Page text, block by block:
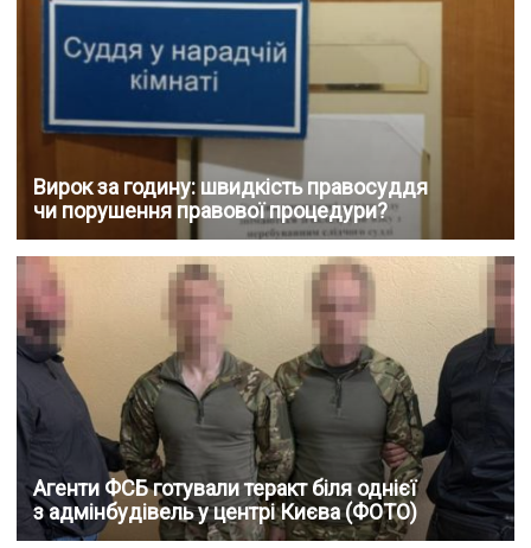
Вирок за годину: швидкість правосуддя
чи порушення правової процедури?
Агенти ФСБ готували теракт біля однієї
з адмінбудівель у центрі Києва (ФОТО)